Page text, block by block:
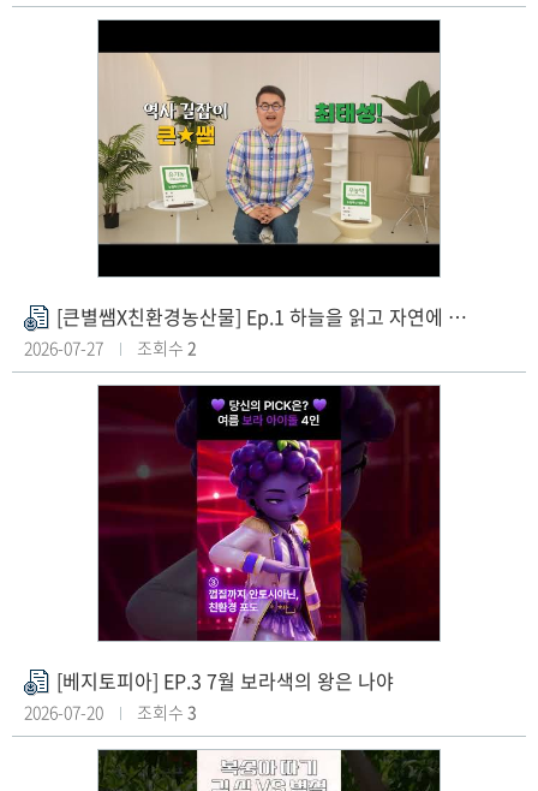
첨
부
파
[큰별쌤X친환경농산물] Ep.1 하늘을 읽고 자연에 스며드는 선조들의 지혜로운 친환경농법
2026-07-27 조회수 2
첨
부
[베지토피아] EP.3 7월 보라색의 왕은 나야
2026-07-20 조회수 3